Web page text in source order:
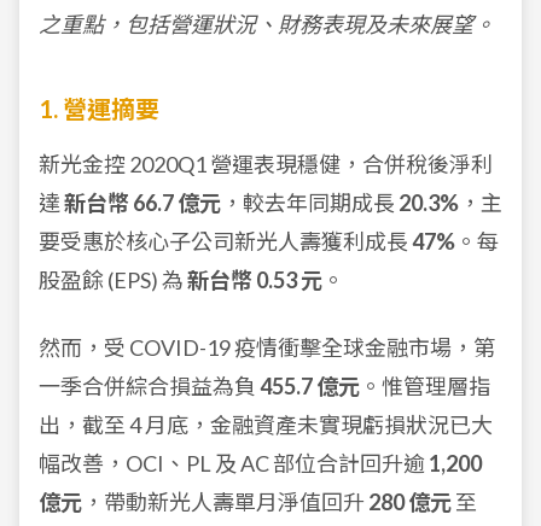
之重點，包括營運狀況、財務表現及未來展望。
1. 營運摘要
新光金控 2020Q1 營運表現穩健，合併稅後淨利
達新台幣 66.7 億元 ，較去年同期成長 20.3% ，主
要受惠於核心子公司新光人壽獲利成長47% 。每
股盈餘 (EPS) 為新台幣 0.53 元 。
然而，受 COVID-19 疫情衝擊全球金融市場，第
一季合併綜合損益為負 455.7 億元 。惟管理層指
出，截至 4 月底，金融資產未實現虧損狀況已大
幅改善，OCI、PL 及 AC 部位合計回升逾 1,200
億元 ，帶動新光人壽單月淨值回升 280 億元至